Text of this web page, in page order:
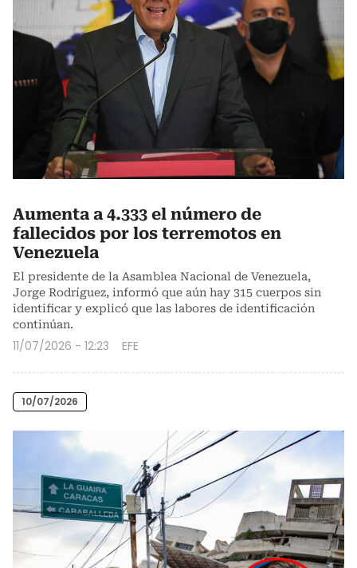
Aumenta a 4.333 el número de
fallecidos por los terremotos en
Venezuela
El presidente de la Asamblea Nacional de Venezuela,
Jorge Rodríguez, informó que aún hay 315 cuerpos sin
identificar y explicó que las labores de identificación
continúan.
11/07/2026 - 12:23 EFE
10/07/2026